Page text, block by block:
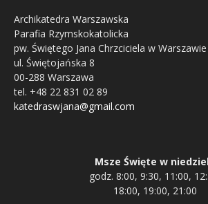
Archikatedra Warszawska
Parafia Rzymskokatolicka
pw. Świętego Jana Chrzciciela w Warszawie
ul. Świętojańska 8
00-288 Warszawa
tel. +48 22 831 02 89
katedraswjana@gmail.com
Msze Święte w
godz. 8:00, 9:30, 11:00,
18:00, 19:00, 21:00